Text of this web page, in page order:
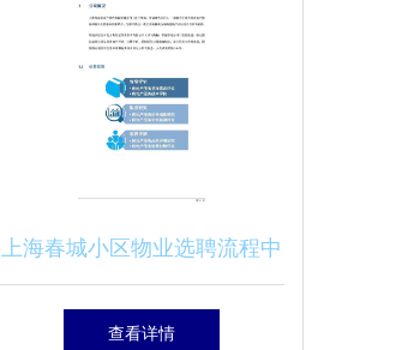
上海春城小区物业选聘流程中
选定第三方评估机构的决定公
查看详情